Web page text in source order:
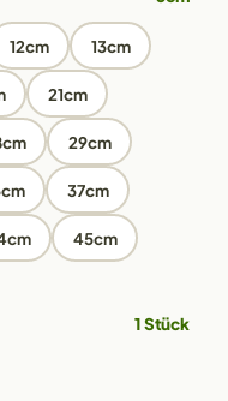
12cm 13cm
21cm
29cm
37cm
45cm
1 Stück